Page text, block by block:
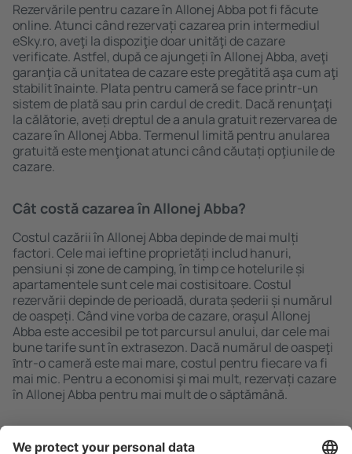
Rezervările pentru cazare în Allonej Abba pot fi făcute
online. Atunci când rezervați cazarea prin intermediul
eSky.ro, aveţi la dispoziţie doar unităţi de cazare
verificate. Astfel, după ce ajungeți în Allonej Abba, aveţi
garanţia că unitatea de cazare este pregătită aşa cum aţi
stabilit ȋnainte. Plata pentru cameră se face printr-un
sistem de plată sau prin cardul de credit. Dacă renunţaţi
la călătorie, aveți dreptul de a anula gratuit rezervarea de
cazare în Allonej Abba. Termenul limită pentru anularea
gratuită este menţionat atunci când căutați opţiunile de
cazare.
Cât costă cazarea în Allonej Abba?
Costul cazării în Allonej Abba depinde de mai mulți
factori. Cele mai ieftine proprietăți includ hanuri,
pensiuni și zone de camping, în timp ce hotelurile și
apartamentele sunt cele mai costisitoare. Costul
rezervării depinde de perioadă, durata șederii și numărul
de oaspeți. Când vine vorba de cazare, oraşul Allonej
Abba este accesibil pe tot parcursul anului, dar cele mai
bune tarife sunt în extrasezon. Dacă numărul de oaspeţi
ȋntr-o cameră este mai mare, costul pentru fiecare va fi
mai mic. Pentru a economisi şi mai mult, rezervați cazare
în Allonej Abba pentru mai mult de o săptămână.